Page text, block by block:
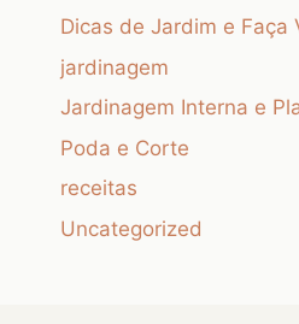
Dicas de Jardim e Faça
jardinagem
Jardinagem Interna e
Poda e Corte
receitas
Uncategorized